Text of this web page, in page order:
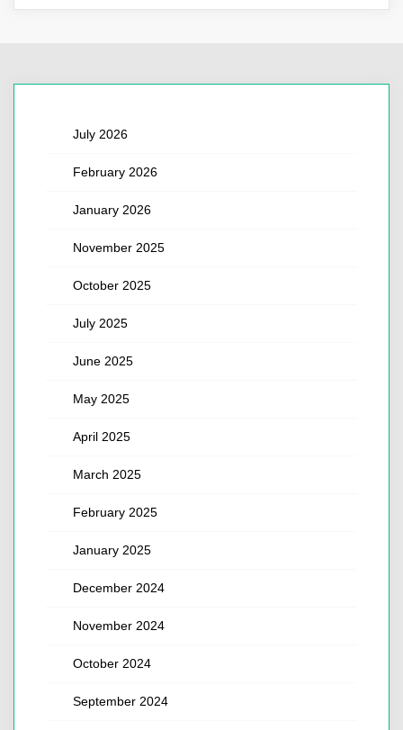
July 2026
February 2026
January 2026
November 2025
October 2025
July 2025
June 2025
May 2025
April 2025
March 2025
February 2025
January 2025
December 2024
November 2024
October 2024
September 2024